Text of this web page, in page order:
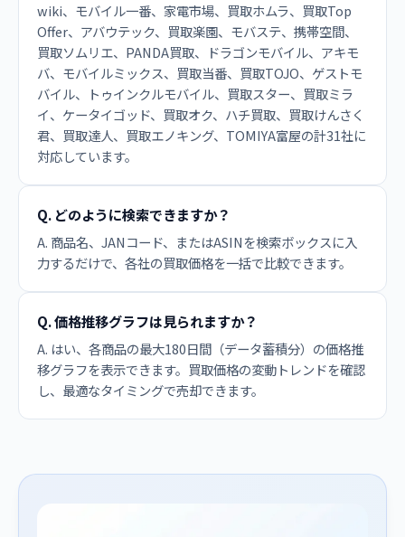
wiki、モバイル一番、家電市場、買取ホムラ、買取Top
Offer、アバウテック、買取楽園、モバステ、携帯空間、
買取ソムリエ、PANDA買取、ドラゴンモバイル、アキモ
バ、モバイルミックス、買取当番、買取TOJO、ゲストモ
バイル、トゥインクルモバイル、買取スター、買取ミラ
イ、ケータイゴッド、買取オク、ハチ買取、買取けんさく
君、買取達人、買取エノキング、TOMIYA富屋の計31社に
対応しています。
Q. どのように検索できますか？
A. 商品名、JANコード、またはASINを検索ボックスに入
力するだけで、各社の買取価格を一括で比較できます。
Q. 価格推移グラフは見られますか？
A. はい、各商品の最大180日間（データ蓄積分）の価格推
移グラフを表示できます。買取価格の変動トレンドを確認
し、最適なタイミングで売却できます。